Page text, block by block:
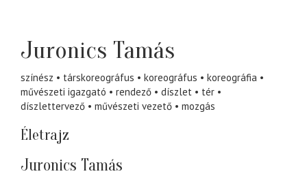
Juronics Tamás
színész társkoreográfus koreográfus
koreográfia
művészeti igazgató
rendező díszlet
tér
díszlettervező
művészeti vezető mozgás
Életrajz
Juronics Tamás